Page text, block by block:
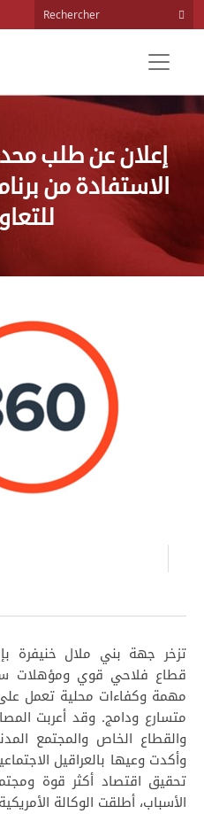
إعلان عن طلب
الاستفادة من
تزخر جهة بني ملال خنيفرة
قطاع فلاحي قوي ومؤهلات
مهمة وكفاءات محلية تعمل
متسارع ودامج. وقد أعربت
والقطاع الخاص والمجتمع
وأكدت وعيها بالعراقيل
تحقيق اقتصاد أكثر قوة